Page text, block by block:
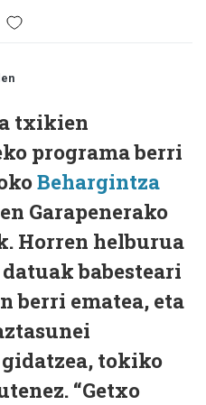
txikien
programa berri
Behargintza
Garapenerako
Horren helburua
babesteari
berri ematea, eta
tokiko
“Getxo